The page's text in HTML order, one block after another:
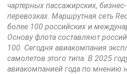
чартерных пассажирских,
перевозках. Маршрутная сеть
более 100 российских и
Основу флота составляют
100. Сегодня авиакомпания
самолетов этого типа. В 2025
авиакомпанией года по мнению